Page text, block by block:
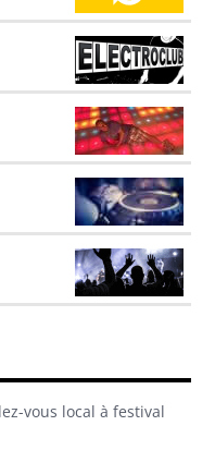
vous local à festival